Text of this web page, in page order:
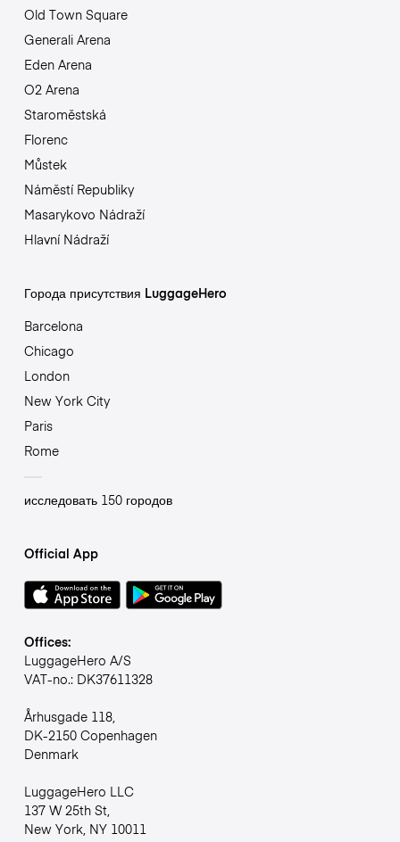
Old Town Square
Generali Arena
Eden Arena
O2 Arena
Staroměstská
Florenc
Můstek
Náměstí Republiky
Masarykovo Nádraží
Hlavní Nádraží
Города присутствия LuggageHero
Barcelona
Chicago
London
New York City
Paris
Rome
исследовать 150 городов
Official App
Offices:
LuggageHero A/S
VAT-no.: DK37611328
Århusgade 118,
DK-2150 Copenhagen
Denmark
LuggageHero LLC
137 W 25th St,
New York, NY 10011